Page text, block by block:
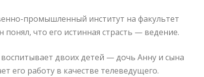
промышленный институт на факультет
понял, что его истинная страсть — ведение.
двоих детей — дочь Анну и сына
его работу в качестве телеведущего.